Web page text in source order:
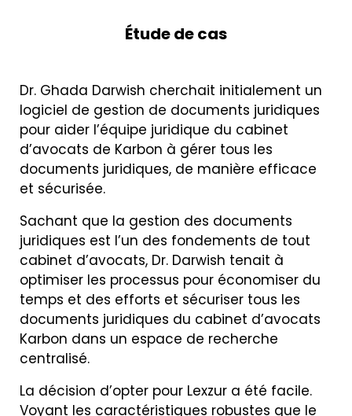
Étude de cas
Dr. Ghada Darwish cherchait initialement un
logiciel de gestion de documents juridiques
pour aider l’équipe juridique du cabinet
d’avocats de Karbon à gérer tous les
documents juridiques, de manière efficace
et sécurisée.
Sachant que la gestion des documents
juridiques est l’un des fondements de tout
cabinet d’avocats, Dr. Darwish tenait à
optimiser les processus pour économiser du
temps et des efforts et sécuriser tous les
documents juridiques du cabinet d’avocats
Karbon dans un espace de recherche
centralisé.
La décision d’opter pour Lexzur a été facile.
Voyant les caractéristiques robustes que le